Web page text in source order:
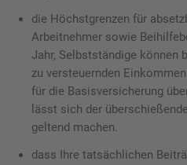
die Höchstgrenzen für
Arbeitnehmer sowie
Jahr, Selbstständige können
zu versteuernden
für die Basisversicherung
lässt sich der
geltend machen.
dass Ihre tatsächlichen